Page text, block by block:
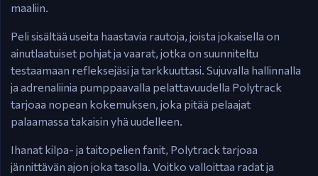
maaliin.
Peli sisältää useita haastavia rautoja, joista jokaisella on
ainutlaatuiset pohjat ja vaarat, jotka on suunniteltu
testaamaan refleksejäsi ja tarkkuuttasi. Sujuvalla hallinnalla
ja adrenaliinia pumppaavalla pelattavuudella Polytrack
tarjoaa nopean kokemuksen, joka pitää pelaajat
palaamassa takaisin yhä uudelleen.
Ihanat kilpa- ja taitopelien fanit, Polytrack tarjoaa
jännittävän ajon joka tasolla. Voitko valloittaa radat ja